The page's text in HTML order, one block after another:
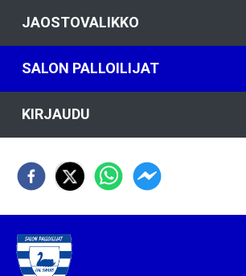
JAOSTOVALIKKO
SALON PALLOILIJAT
KIRJAUDU